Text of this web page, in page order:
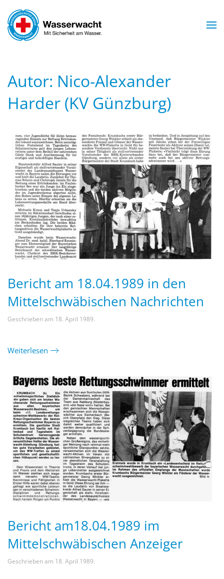
Skip to main content
Autor: Nico-Alexander
Harder (KV Günzburg)
Bericht am 18.04.1989 in den
Mittelschwäbischen Nachrichten
Geschrieben am 18. April 1989.
Weiterlesen
Bericht am18.04.1989 im
Mittelschwäbischen Anzeiger
Geschrieben am 18. April 1989.